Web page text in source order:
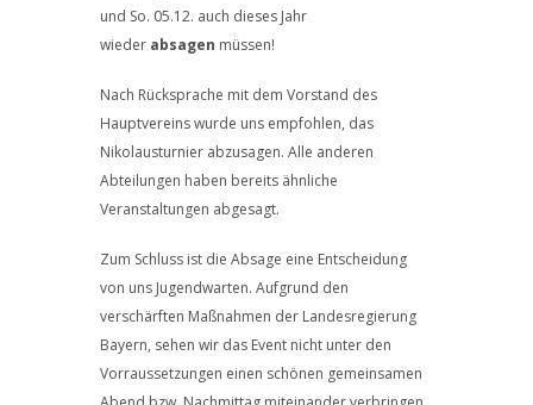
und So. 05.12. auch dieses Jahr
wieder absagen müssen!
Nach Rücksprache mit dem Vorstand des
Hauptvereins wurde uns empfohlen, das
Nikolausturnier abzusagen. Alle anderen
Abteilungen haben bereits ähnliche
Veranstaltungen abgesagt.
Zum Schluss ist die Absage eine Entscheidung
von uns Jugendwarten. Aufgrund den
verschärften Maßnahmen der Landesregierung
Bayern, sehen wir das Event nicht unter den
Vorraussetzungen einen schönen gemeinsamen